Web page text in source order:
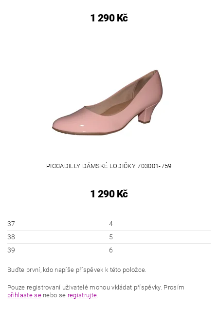
1 290 Kč
PICCADILLY DÁMSKÉ LODIČKY 703001-759
1 290 Kč
37
4
38
5
39
6
Buďte první, kdo napíše příspěvek k této položce.
Pouze registrovaní uživatelé mohou vkládat příspěvky. Prosím
přihlaste senebo se registrujte.